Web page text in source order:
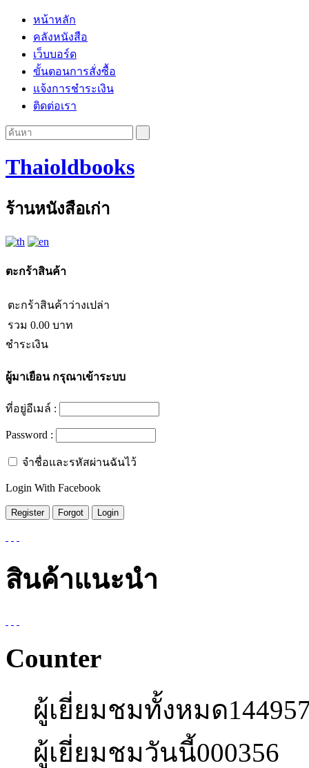
หน้าหลัก
คลังหนังสือ
เว็บบอร์ด
ขั้นตอนการสั่งซื้อ
แจ้งการชำระเงิน
ติดต่อเรา
Thaioldbooks
ร้านหนังสือเก่า
ตะกร้าสินค้า
ตะกร้าสินค้าว่างเปล่า
รวม 0.00 บาท
ชำระเงิน
ผู้มาเยือนกรุณาเข้าระบบ
ที่อยู่อีเมล์ :
Password :
จำชื่อและรหัสผ่านฉันไว้
Login With Facebook
สินค้าแนะนำ
Counter
ผู้เยี่ยมชมทั้งหมด
ผู้เยี่ยมชมวันนี้000356